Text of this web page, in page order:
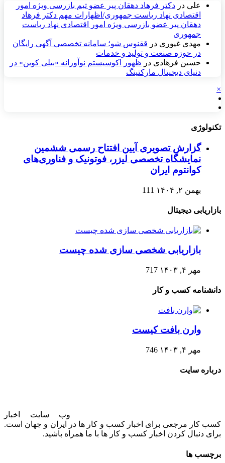
علی در دکتر فرهاد دهقان پیر عضو تيم بازرسی ويژه امور
اقتصادی نهاد رياست جمهوری/اظهارات مهم دکتر فرهاد
دهقان پیر عضو بازرسی ویژه امور اقتصادی نهاد ریاست
جمهوری
مهدی غیوری در ققنوس شو؛ سامانه تخصصی آگهی رایگان
در حوزه صنعت و تولید و خدمات
حسین فرهادی در ظهور اکوسیستم نوآورانه «بیلی کوین» در
دنیای دیجیتال مارکتینگ
×
تکنولوژی
گزارش تصویری آیین افتتاح رسمی ششمین
نمایشگاه تخصصی لیزر، فوتونیک و فناوری‌های
کوانتوم ایران
بهمن ۲, ۱۴۰۴ 111
بازاریابی دیجیتال
بازاریابی شخصی سازی شده چیست
مهر ۴, ۱۴۰۳ 717
دانشنامه کسب و کار
وارن بافت کیست
مهر ۴, ۱۴۰۳ 746
درباره سایت
وب سایت اخبار
کسب کار مرجعی برای اخبار کسب و کار ها در ایران و جهان است.
برای دنبال کردن اخبار کسب و کار ها با ما همراه باشید.
برچسب ها